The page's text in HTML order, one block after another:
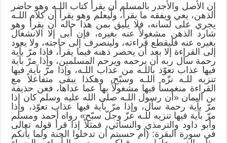
إن الأصل والأجدر بالمسلم أن يقرأ كتاب اللـه وهو حاضر
الذهن، يعي ويفقه ما يقرأ، ولْيعلم وهو يقرأ أن كلام اللـه
يجري على لسانه، فلا يليق بمن هذا حاله أن يقرأ وهو
شارد الذهن مشغولاً عنه بغيره، فإن أبى إلا الانشغال
بغيره عنه فليقطع قراءته، ولينصرف إلى حاجته، ولا يعود
إلى القراءة إلا بعد أن يحصر ذهنه فيما يقرأ، فإذا مرّ بآية
رحمة سأل ربه أن يرحمه ويرحم المسلمين، وإذا مرّ بآية
فيها عذاب تعوّذ باللـه من عذاب اللـه، وإذا مرّ بآية فيها
تنزيه للـه نزّه اللـه وسبّح، وهكذا يبقى متفاعلاً مع
القراءة منغمساً فيها مشغولاً بها عما عداها، فعن حذيفة
بن اليمان «أن رسول اللـه صلى الله عليه وسلم كان إذا
مرّ بآية رحمة سأل، وإذا مرّ بآية فيها عذاب تعوّذ، وإذا
مرّ بآية فيها تنزيه للـه عزّ وجلّ سبّح» رواه أحمد ومسلم
وأبو داود والترمذي والنسائي، فمثلاً إذا قرأ قوله تعالى
في سورة البقرة: (أم حسبتم أن تدخلوا الجنة ولما يأتكم